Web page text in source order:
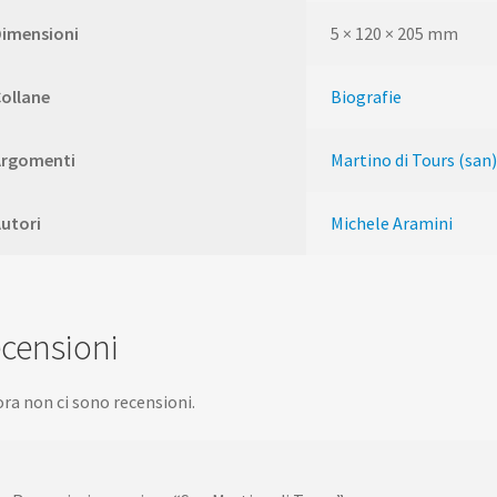
5 × 120 × 205 mm
Biografie
Martino di Tours (san)
Michele Aramini
non ci sono recensioni.